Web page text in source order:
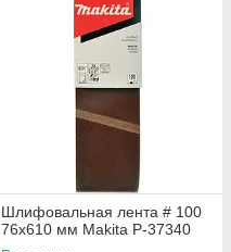
Шлифовальная лента # 100
76x610 мм Makita P-37340